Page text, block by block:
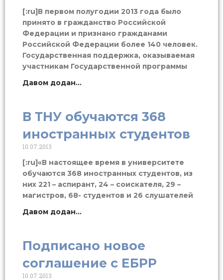
[:ru]В первом полугодии 2013 года было
принято в гражданство Российской
Федерации и признано гражданами
Российской Федерации более 140 человек.
Государственная поддержка, оказываемая
участникам Государственной программы
Давом додан...
В ТНУ обучаются 368
иностранных студентов
10.07.2013
[:ru]«В настоящее время в университете
обучаются 368 иностранных студентов, из
них 221 – аспирант, 24 – соискателя, 29 –
магистров, 68- студентов и 26 слушателей
Давом додан...
Подписано новое
соглашение с ЕБРР
10.07.2013